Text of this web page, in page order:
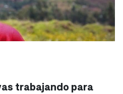
trabajando para